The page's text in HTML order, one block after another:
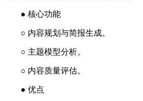
● 核心功能
○ 内容规划与简报生成。
○ 主题模型分析。
○ 内容质量评估。
● 优点